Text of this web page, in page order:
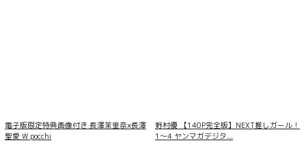
電子版限定特典画像付き 長澤茉里奈×長澤
聖愛 W pocchi
野村優 【140P完全版】NEXT推しガール！
1〜4 ヤンマガデジタ...